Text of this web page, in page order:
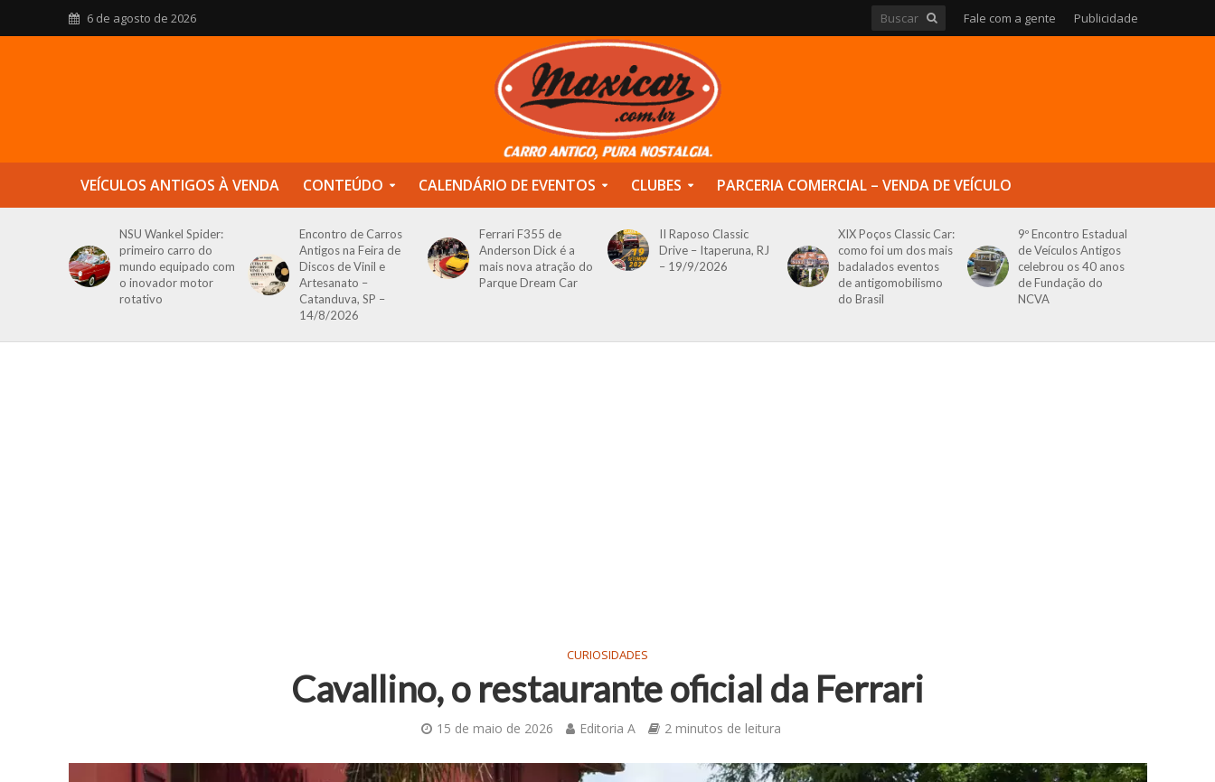
6 de agosto de 2026 Fale com a gente Publicidade
VEÍCULOS ANTIGOS À VENDA CONTEÚDO CALENDÁRIO DE EVENTOS CLUBES PARCERIA COMERCIAL – VENDA DE VEÍCULO
NSU Wankel Spider:
primeiro carro do
mundo equipado com
o inovador motor
rotativo
Encontro de Carros
Antigos na Feira de
Discos de Vinil e
Artesanato –
Catanduva, SP –
14/8/2026
Ferrari F355 de
Anderson Dick é a
mais nova atração do
Parque Dream Car
II Raposo Classic
Drive – Itaperuna, RJ
– 19/9/2026
XIX Poços Classic Car:
como foi um dos mais
badalados eventos
de antigomobilismo
do Brasil
9º Encontro Estadual
de Veículos Antigos
celebrou os 40 anos
de Fundação do
NCVA
CURIOSIDADES
Cavallino, o restaurante oficial da Ferrari
15 de maio de 2026 Editoria A 2 minutos de leitura